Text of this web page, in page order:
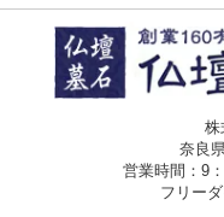
株
奈良
営業時間：9
フリー